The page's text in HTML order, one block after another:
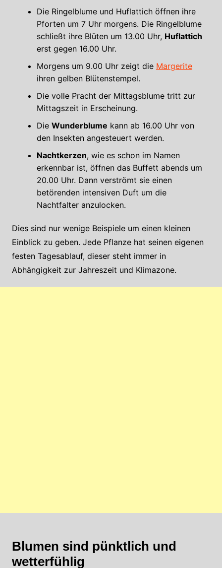
Die Ringelblume und Huflattich öffnen ihre
Pforten um 7 Uhr morgens. Die Ringelblume
schließt ihre Blüten um 13.00 Uhr, Huflattich
erst gegen 16.00 Uhr.
Morgens um 9.00 Uhr zeigt die Margerite
ihren gelben Blütenstempel.
Die volle Pracht der Mittagsblume tritt zur
Mittagszeit in Erscheinung.
Die Wunderblume kann ab 16.00 Uhr von
den Insekten angesteuert werden.
Nachtkerzen, wie es schon im Namen
erkennbar ist, öffnen das Buffett abends um
20.00 Uhr. Dann verströmt sie einen
betörenden intensiven Duft um die
Nachtfalter anzulocken.
Dies sind nur wenige Beispiele um einen kleinen
Einblick zu geben. Jede Pflanze hat seinen eigenen
festen Tagesablauf, dieser steht immer in
Abhängigkeit zur Jahreszeit und Klimazone.
Blumen sind pünktlich und
wetterfühlig